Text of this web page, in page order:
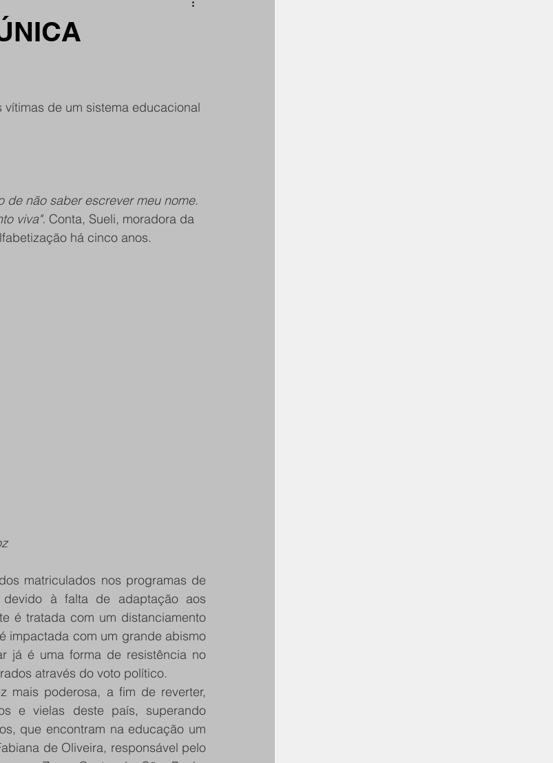
de um sistema educacional
de não saber escrever meu nome.
viva". Conta, Sueli, moradora da
há cinco anos.
matriculados nos programas de
devido à falta de adaptação aos
é tratada com um distanciamento
impactada com um grande abismo
já é uma forma de resistência no
através do voto político.
mais poderosa, a fim de reverter,
e vielas deste país, superando
que encontram na educação um
de Oliveira, responsável pelo